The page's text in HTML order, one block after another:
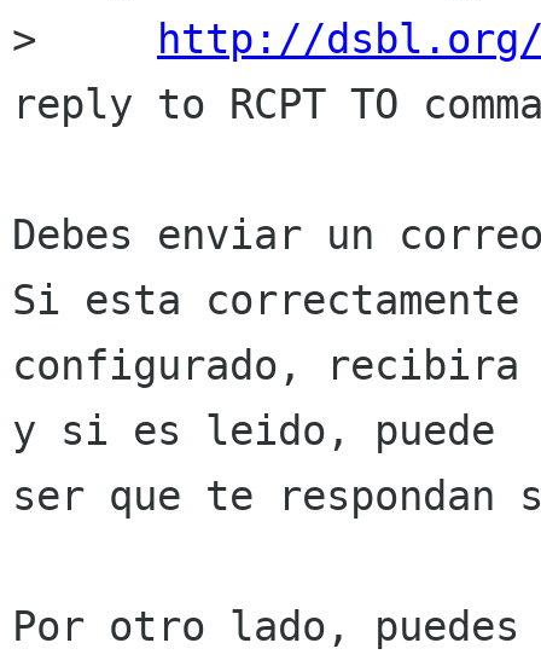
>
http://dsbl.org/
reply to RCPT TO
Debes enviar un
Si esta
configurado,
y si es leido, puede
ser que te
Por otro lado,